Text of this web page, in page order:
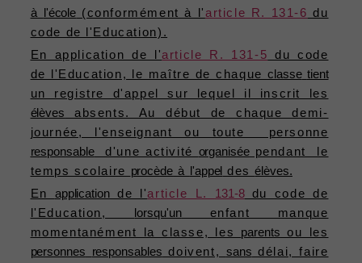
à l'école (conformément à l'article R. 131-6 du
code de l'Education).
En application de l'article R. 131-5 du code
de l'Education, le maître de chaque classe tient
un registre d'appel sur lequel il inscrit les
élèves absents. Au début de chaque demi-
journée, l'enseignant ou toute personne
responsabled'une activité organiséependant le
temps scolaire procède à l'appel desélèves.
En application de l'article L. 131-8du code de
l'Education,
lorsqu'unenfant manque
momentanément la classe, les parents ou les
personnes
responsables doivent, sans délai, faire